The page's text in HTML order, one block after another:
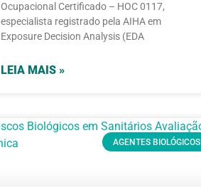
Ocupacional Certificado – HOC 0117,
especialista registrado pela AIHA em
Exposure Decision Analysis (EDA
LEIA MAIS »
AGENTES BIOLÓGICOS